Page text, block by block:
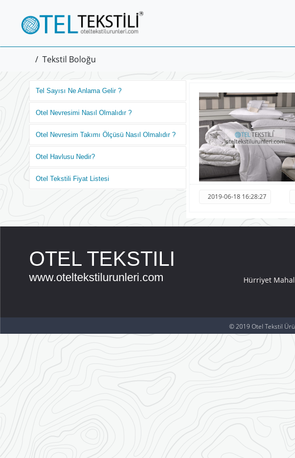
/ Tekstil Boloğu
Tel Sayısı Ne Anlama Gelir ?
Otel Nevresimi Nasıl Olmalıdır ?
Otel Nevresim Takımı Ölçüsü Nasıl Olmalıdır ?
Otel Havlusu Nedir?
Otel Tekstili Fiyat Listesi
2019-06-18 16:28:27
OTEL TEKSTILI
www.oteltekstilurunleri.com
Hürriyet
© 2019 Otel Tekstil